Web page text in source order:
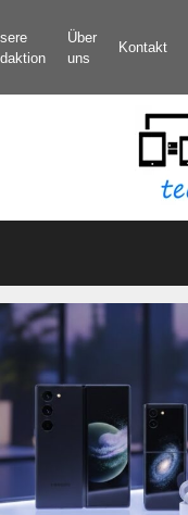
Inhalt
springen
Über
uns
Kontakt